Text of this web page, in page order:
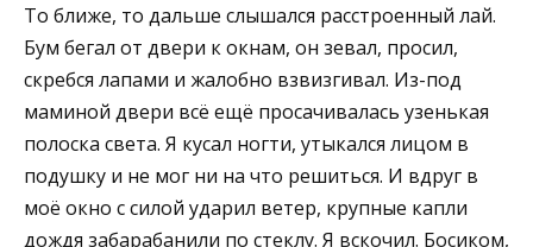
То ближе, то дальше слышался расстроенный лай.
Бум бегал от двери к окнам, он зевал, просил,
скребся лапами и жалобно взвизгивал. Из-под
маминой двери всё ещё просачивалась узенькая
полоска света. Я кусал ногти, утыкался лицом в
подушку и не мог ни на что решиться. И вдруг в
моё окно с силой ударил ветер, крупные капли
дождя забарабанили по стеклу. Я вскочил. Босиком,